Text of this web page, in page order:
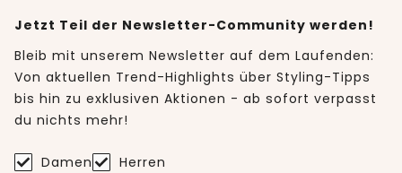
Jetzt Teil der Newsletter-Community werden!
Bleib mit unserem Newsletter auf dem Laufenden:
Von aktuellen Trend-Highlights über Styling-Tipps
bis hin zu exklusiven Aktionen - ab sofort verpasst
du nichts mehr!
Damen Herren